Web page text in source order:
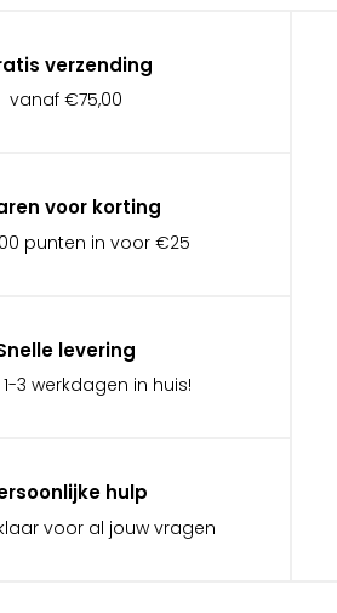
verzending
vanaf €75,00
voor korting
punten in voor €25
levering
3 werkdagen in huis!
hulp
voor al jouw vragen